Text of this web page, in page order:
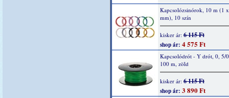
Kapcsolózsinórok, 10 m (1
mm), 10 szín
kisker ár: 6 115 Ft
shop ár: 4 575 Ft
Kapcsolódrót - Y drót, 0, 5/
100 m, zöld
kisker ár: 6 115 Ft
shop ár: 3 890 Ft